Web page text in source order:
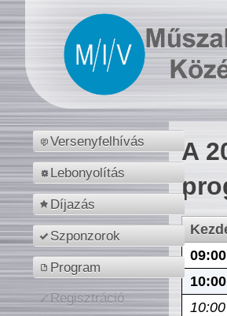
Versenyfelhívás
Lebonyolítás
Díjazás
Szponzorok
Program
Regisztráció
A
09:00
10:00
10:00